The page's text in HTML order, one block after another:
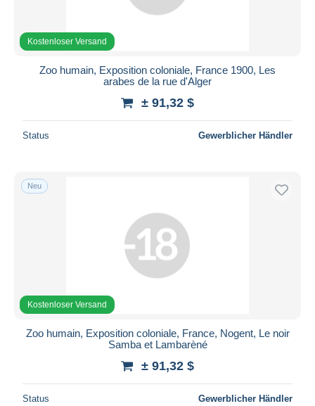
Kostenloser Versand
Zoo humain, Exposition coloniale, France 1900, Les
arabes de la rue d'Alger
± 91,32 $
Status Gewerblicher Händler
Neu
Kostenloser Versand
Zoo humain, Exposition coloniale, France, Nogent, Le noir
Samba et Lambarèné
± 91,32 $
Status Gewerblicher Händler